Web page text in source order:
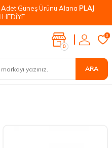
Adet Güneş Ürünü Alana PLAJ
HEDİYE
ARA
0
0